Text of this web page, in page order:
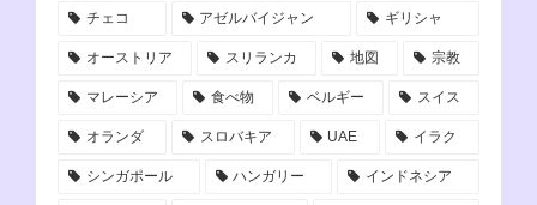
チェコ アゼルバイジャン ギリシャ
オーストリア スリランカ 地図 宗教
マレーシア 食べ物 ベルギー スイス
オランダ スロバキア UAE イラク
シンガポール ハンガリー インドネシア